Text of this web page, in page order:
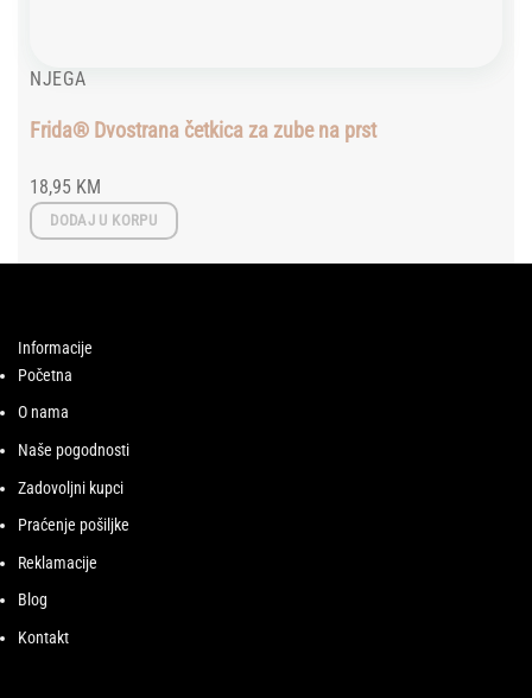
NJEGA
Frida® Dvostrana četkica za zube na prst
18,95 KM
DODAJ U KORPU
Informacije
Početna
O nama
Naše pogodnosti
Zadovoljni kupci
Praćenje pošiljke
Reklamacije
Blog
Kontakt